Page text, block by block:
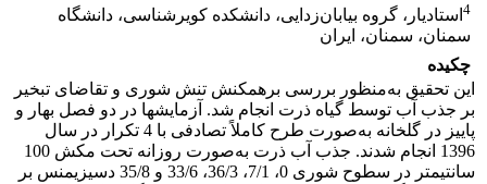
4 استادیار، گروه بیابان‌زدایی، دانشکده کویرشناسی، دانشگاه
سمنان، سمنان، ایران
چکیده
این تحقیق به‌منظور بررسی برهمکنش تنش شوری و تقاضای تبخیر
بر جذب آب توسط گیاه ذرت انجام شد. آزمایش­ها در دو فصل بهار و
پاییز در گلخانه به‌صورت طرح کاملاً تصادفی با 4 تکرار در سال
1396 انجام شدند. جذب آب ذرت به‌صورت روزانه تحت مکش 100
سانتی­متر در سطوح شوری 0، 7/1، 36/3، 33/6 و 35/8 دسی­زیمنس بر